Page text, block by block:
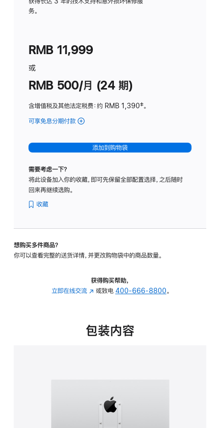
务。
RMB 11,999
或
RMB 500/月 (24 期)
含增值税及其他法定税费：约 RMB 1,390脚
‡。
可享免息分期付款 (Studio
-
标
璃
转
的
添加到购物袋
需要考虑一下？
将此设备加入你的收藏，即可先保留全部配置选择，之后随时
回来再继续选购。
收藏
想购买多件商品？
你可以查看完整的送货详情，并更改购物袋中的商品数量。
获得购买帮助，
立即在线交流 (在
中
或致电 400-666-8800。
包装内容